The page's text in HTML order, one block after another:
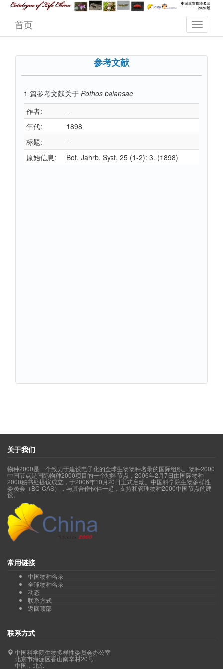
首页
参考文献
1 篇参考文献关于 Pothos balansae
作者:
-
年代:
1898
标题:
-
原始信息:
Bot. Jahrb. Syst. 25 (1-2): 3. (1898)
关于我们
物种2000是一个致力于建设电子化的全球生物物种名录的国际组织。物种2000
中国节点是国际物种2000项目的一个地区节点，2006年2月7日由国际物种
2000秘书处提议成立，于2006年10月20日正式启动。中国科学院生物多样性
委员会（BC-CAS），与其合作伙伴一起，支持和管理物种2000中国节点的建
设。
常用链接
中国物种名录
全球物种名录
动态
联系方式
返回顶部
联系方式
中国科学院生物多样性委员会办公室
北京市海淀区香山南辛村20号
中国，北京